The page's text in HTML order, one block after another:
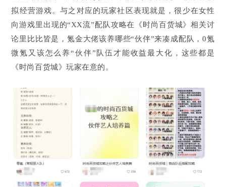
拟经营游戏。与之对应的玩家社区表现就是，很少在女性
向游戏里出现的“XX流”配队攻略在《时尚百货城》相关讨
论里比比皆是，氪金大佬该养哪些“伙伴”来凑成配队，0氪
微氪又该怎么养“伙伴”队伍才能收益最大化，这些都是
《时尚百货城》玩家在意的。